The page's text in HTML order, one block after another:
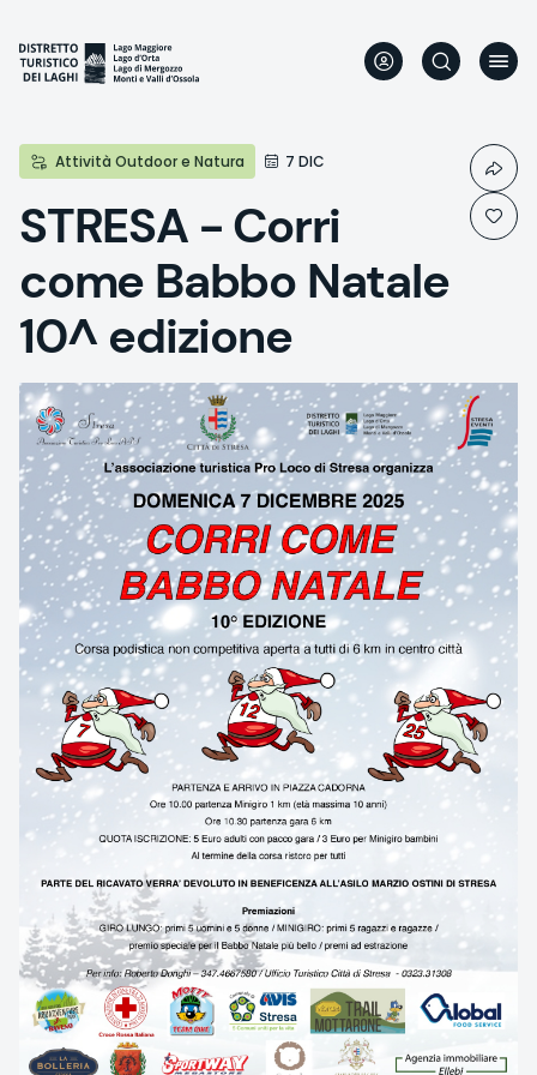
contenu
principal
Attività Outdoor e Natura 7 DIC
STRESA - Corri
come Babbo Natale
10^ edizione